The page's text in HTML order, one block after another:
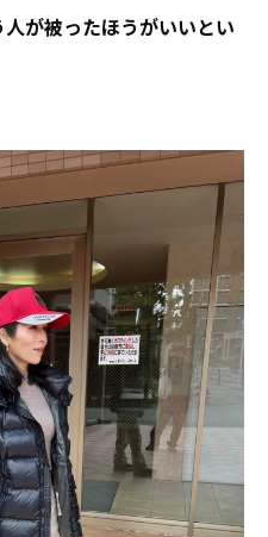
が被ったほうがいいとい